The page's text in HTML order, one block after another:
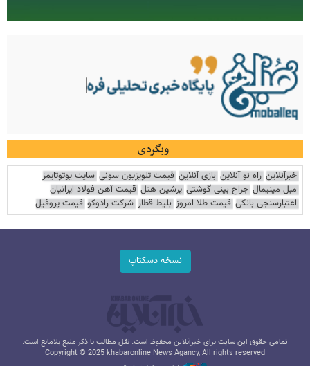
وبگردی
خبرآنلاین راه نو آنلاین بازی آنلاین قیمت تلویزیون سونی سایت یوتوتایمز
مبل مینیمال جراح بینی گوشتی پرشین هتل قیمت آهن فولاد ایرانیان
اعتبارسنجی بانکی قیمت طلا امروز بلیط قطار شرکت رادوکو قیمت پروفیل
نسخه دسکتاپ
تمامی حقوق این سایت برای خبرآنلاین محفوظ است. نقل مطالب با ذکر منبع بلامانع است.
Copyright © 2025 khabaronline News Agancy, All rights reserved